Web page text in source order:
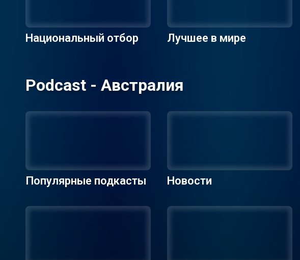
Национальный отбор Лучшее в мире
Podcast - Австралия
Популярные подкасты Новости